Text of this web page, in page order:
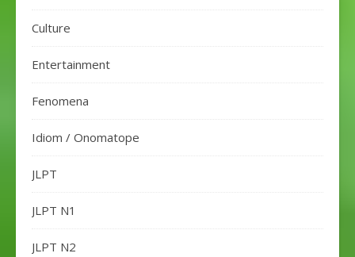
Culture
Entertainment
Fenomena
Idiom / Onomatope
JLPT
JLPT N1
JLPT N2